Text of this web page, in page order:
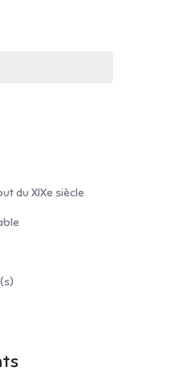
du XIXe siècle